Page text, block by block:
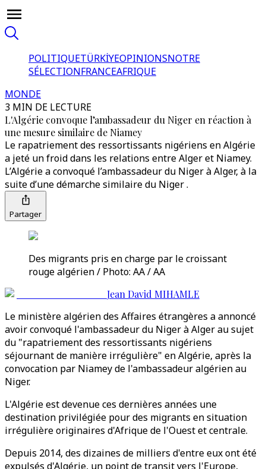
POLITIQUETÜRKİYEOPINIONSNOTRE
SÉLECTIONFRANCEAFRIQUE
MONDE
3 MIN DE LECTURE
L'Algérie convoque l’ambassadeur du Niger en réaction à
une mesure similaire de Niamey
Le rapatriement des ressortissants nigériens en Algérie
a jeté un froid dans les relations entre Alger et Niamey.
L’Algérie a convoqué l’ambassadeur du Niger à Alger, à la
suite d’une démarche similaire du Niger .
Partager
Des migrants pris en charge par le croissant
rouge algérien / Photo: AA / AA
Jean David MIHAMLE
Le ministère algérien des Affaires étrangères a annoncé
avoir convoqué l'ambassadeur du Niger à Alger au sujet
du "rapatriement des ressortissants nigériens
séjournant de manière irrégulière" en Algérie, après la
convocation par Niamey de l'ambassadeur algérien au
Niger.
L'Algérie est devenue ces dernières années une
destination privilégiée pour des migrants en situation
irrégulière originaires d'Afrique de l'Ouest et centrale.
Depuis 2014, des dizaines de milliers d'entre eux ont été
expulsés d'Algérie, un point de transit vers l'Europe,